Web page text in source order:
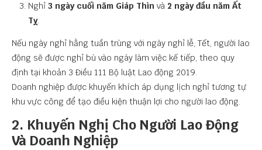
Nghỉ 3 ngày cuối năm Giáp Thìn và 2 ngày đầu năm Ất
Tỵ.
Nếu ngày nghỉ hằng tuần trùng với ngày nghỉ lễ, Tết, người lao
động sẽ được nghỉ bù vào ngày làm việc kế tiếp, theo quy
định tại khoản 3 Điều 111 Bộ luật Lao động 2019.
Doanh nghiệp được khuyến khích áp dụng lịch nghỉ tương tự
khu vực công để tạo điều kiện thuận lợi cho người lao động.
2. Khuyến Nghị Cho Người Lao Động
Và Doanh Nghiệp